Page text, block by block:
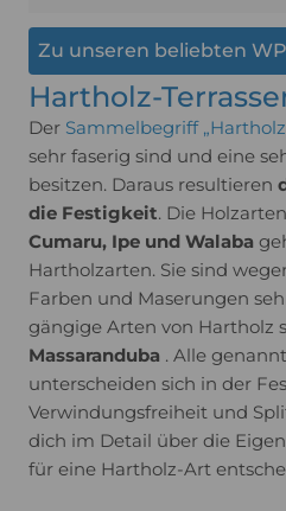
Zu unseren beliebten
Hartholz-
Der Sammelbegriff
sehr faserig sind und eine
besitzen. Daraus resultieren
die Festigkeit. Die Holzarten
Cumaru, Ipe und Walaba
Hartholzarten. Sie sind
Farben und Maserungen
gängige Arten von Hartholz
Massaranduba . Alle
unterscheiden sich in der
Verwindungsfreiheit und
dich im Detail über die
für eine Hartholz-Art